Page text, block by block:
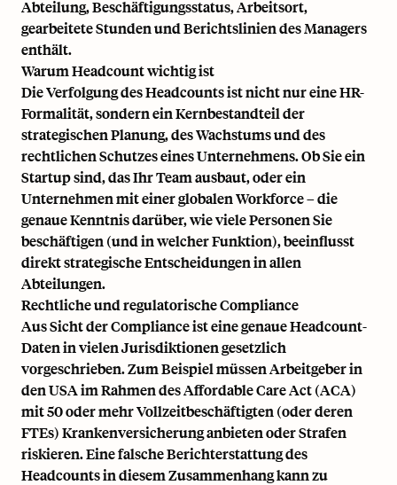
Abteilung, Beschäftigungsstatus, Arbeitsort,
gearbeitete Stunden und Berichtslinien des Managers
enthält.
Warum Headcount wichtig ist
Die Verfolgung des Headcounts ist nicht nur eine HR-
Formalität, sondern ein Kernbestandteil der
strategischen Planung, des Wachstums und des
rechtlichen Schutzes eines Unternehmens. Ob Sie ein
Startupsind, das Ihr Team ausbaut, oder ein
Unternehmen mit einer globalen Workforce – die
genaue Kenntnis darüber, wie viele Personen Sie
beschäftigen (und in welcher Funktion), beeinflusst
direkt strategische Entscheidungen in allen
Abteilungen.
Rechtliche und regulatorische Compliance
Aus Sicht der Compliance ist eine genaue Headcount-
Daten in vielen Jurisdiktionen gesetzlich
vorgeschrieben. Zum Beispiel müssen Arbeitgeber in
den USA im Rahmen desAffordable Care Act (ACA)
mit 50 oder mehr Vollzeitbeschäftigten (oder deren
FTEs)Krankenversicherunganbieten oder Strafen
riskieren. Eine falsche Berichterstattung des
Headcounts in diesem Zusammenhang kann zu